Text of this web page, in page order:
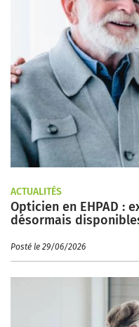
ACTUALITÉS
Opticien en EHPAD :
désormais
Posté le 29/06/2026